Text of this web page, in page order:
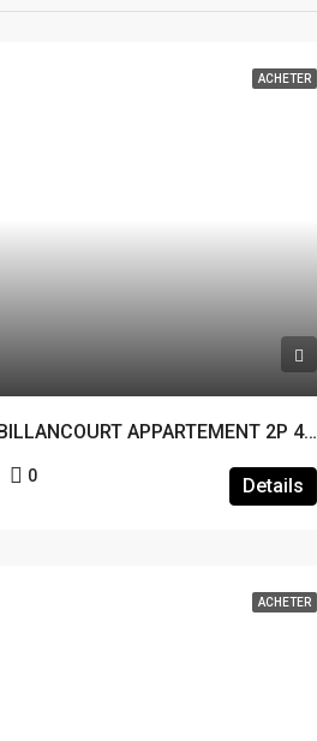
ACHETER
BOULOGNE BILLANCOURT APPARTEMENT 2P 44M²
0 Details
ACHETER